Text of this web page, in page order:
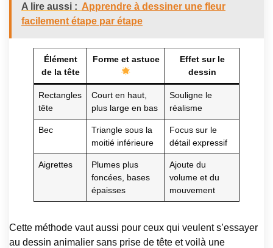
A lire aussi : Apprendre à dessiner une fleur
facilement étape par étape
Élément
de la tête
Forme et astuce
Effet sur le
dessin
Rectangles
tête
Court en haut,
plus large en bas
Souligne le
réalisme
Bec
Triangle sous la
moitié inférieure
Focus sur le
détail expressif
Aigrettes
Plumes plus
foncées, bases
épaisses
Ajoute du
volume et du
mouvement
Cette méthode vaut aussi pour ceux qui veulent s’essayer
au dessin animalier sans prise de tête et voilà une